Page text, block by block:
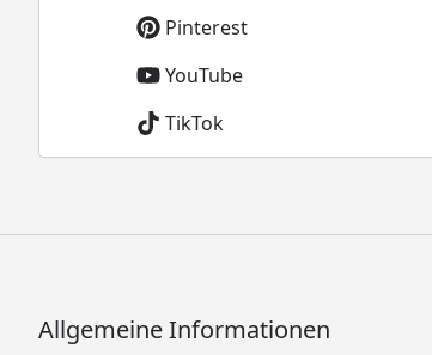
Pinterest
YouTube
TikTok
Allgemeine Informationen